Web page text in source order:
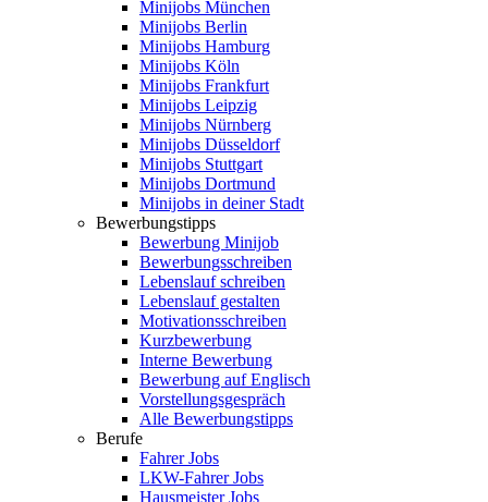
Minijobs München
Minijobs Berlin
Minijobs Hamburg
Minijobs Köln
Minijobs Frankfurt
Minijobs Leipzig
Minijobs Nürnberg
Minijobs Düsseldorf
Minijobs Stuttgart
Minijobs Dortmund
Minijobs in deiner Stadt
Bewerbungstipps
Bewerbung Minijob
Bewerbungsschreiben
Lebenslauf schreiben
Lebenslauf gestalten
Motivationsschreiben
Kurzbewerbung
Interne Bewerbung
Bewerbung auf Englisch
Vorstellungsgespräch
Alle Bewerbungstipps
Berufe
Fahrer Jobs
LKW-Fahrer Jobs
Hausmeister Jobs